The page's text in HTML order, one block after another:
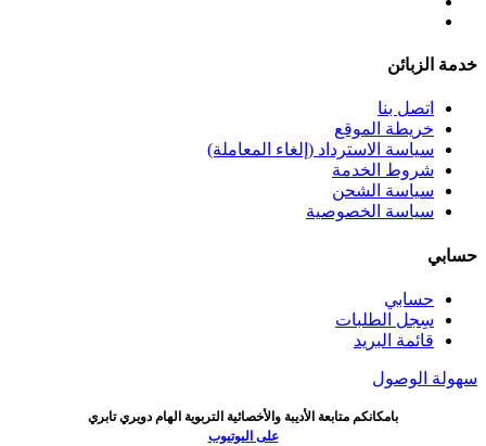
خدمة الزبائن
اتصل بنا
خريطة الموقع
سياسة الاسترداد (إلغاء المعاملة)
شروط الخدمة
سياسة الشحن
سياسة الخصوصية
حسابي
حسابي
سِجل الطلبات
قائمة البريد
سهولة الوصول
بامكانكم متابعة الأديبة والأخصائية التربوية الهام دويري تابري
على اليوتيوب